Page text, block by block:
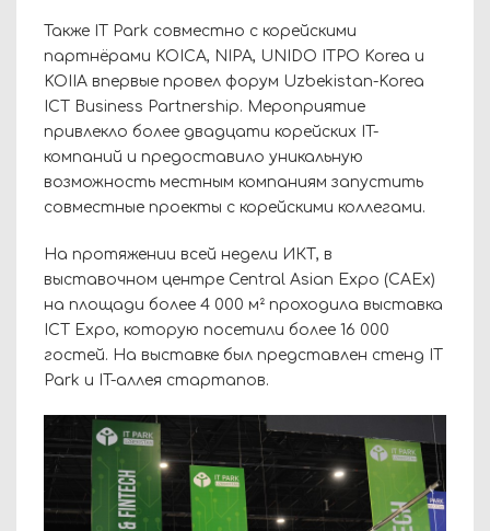
Также IT Park совместно с корейскими
партнёрами KOICA, NIPA, UNIDO ITPO Korea и
KOIIA впервые провел форум Uzbekistan-Korea
ICT Business Partnership. Мероприятие
привлекло более двадцати корейских IT-
компаний и предоставило уникальную
возможность местным компаниям запустить
совместные проекты с корейскими коллегами.
На протяжении всей недели ИКТ, в
выставочном центре Central Asian Expo (CAEx)
на площади более 4 000 м² проходила выставка
ICT Expo, которую посетили более 16 000
гостей. На выставке был представлен стенд IT
Park и IT-аллея стартапов.